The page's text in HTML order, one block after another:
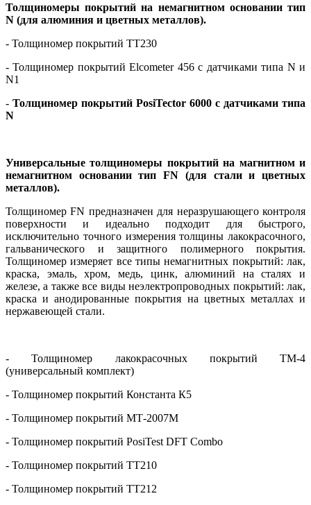
Толщиномеры покрытий на немагнитном основании тип
N (для алюминия и цветных металлов).
- Толщиномер покрытий TT230
- Толщиномер покрытий Elcometer 456 с датчиками типа Nи
N1
- Толщиномер покрытий PosiTector 6000 с датчиками типа
N
Универсальные толщиномеры покрытий на магнитном и
немагнитном основании типFN (для стали и цветных
металлов).
ТолщиномерFN предназначен для неразрушающего контроля
поверхности и идеально подходит для быстрого,
исключительно точного измерения толщины лакокрасочного,
гальванического и защитного полимерного покрытия.
Толщиномер измеряет все типы немагнитных покрытий: лак,
краска, эмаль, хром, медь, цинк, алюминий на сталях и
железе, а также все виды неэлектропроводных покрытий: лак,
краска и анодированные покрытия на цветных металлах и
нержавеющей стали.
- Толщиномер лакокрасочных покрытий ТМ-4
(универсальный комплект)
- Толщиномер покрытий Константа К5
- Толщиномер покрытий МТ-2007М
- Толщиномер покрытий PosiTest DFT Combo
- Толщиномер покрытий TT210
- Толщиномер покрытий TT212